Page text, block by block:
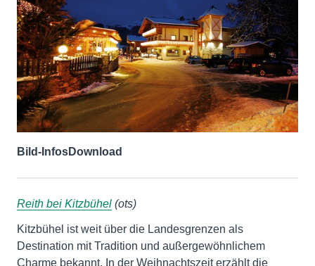
Bild-InfosDownload
Reith bei Kitzbühel (ots)
Kitzbühel ist weit über die Landesgrenzen als
Destination mit Tradition und außergewöhnlichem
Charme bekannt. In der Weihnachtszeit erzählt die